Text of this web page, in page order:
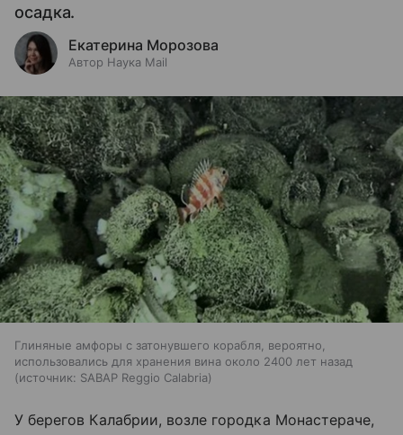
осадка.
Екатерина Морозова
Автор Наука Mail
Глиняные амфоры с затонувшего корабля, вероятно,
использовались для хранения вина около 2400 лет назад
источник: SABAP Reggio Calabria
У берегов Калабрии, возле городка Монастераче,